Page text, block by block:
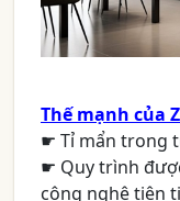
Thế mạnh của
☛ Tỉ mẩn trong
☛ Quy trình
công nghệ tiên